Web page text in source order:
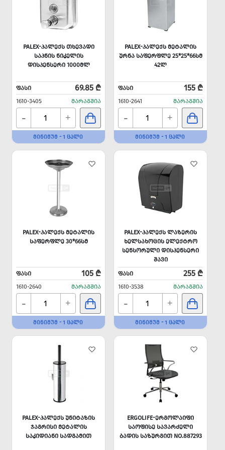
PALEX-ᲞᲐᲚᲔᲥᲡ ᲗᲮᲔᲕᲐᲓᲘ
ᲡᲐᲞᲜᲘᲡ ᲜᲘᲙᲔᲚᲘᲡ
ᲓᲘᲡᲞᲔᲜᲡᲔᲠᲘ 1000ᲛᲚ
ᲤᲐᲡᲘ 69.85 ₾
1610-3405 ᲛᲐᲠᲐᲒᲨᲘᲐ
- +
ᲛᲘᲜᲘᲛᲣᲛ - 1 ᲪᲐᲚᲘ
PALEX-ᲞᲐᲚᲔᲥᲡ ᲛᲔᲢᲐᲚᲘᲡ
ᲣᲠᲜᲐ ᲡᲐᲤᲔᲠᲤᲚᲔ 25*25*66ᲡᲛ
42Ლ
ᲤᲐᲡᲘ 155 ₾
1610-2641 ᲛᲐᲠᲐᲒᲨᲘᲐ
- +
ᲛᲘᲜᲘᲛᲣᲛ - 1 ᲪᲐᲚᲘ
PALEX-ᲞᲐᲚᲔᲥᲡ ᲛᲔᲢᲐᲚᲘᲡ
ᲡᲐᲤᲔᲠᲤᲚᲔ 30*66ᲡᲛ
ᲤᲐᲡᲘ 105 ₾
1610-2640 ᲛᲐᲠᲐᲒᲨᲘᲐ
- +
ᲛᲘᲜᲘᲛᲣᲛ - 1 ᲪᲐᲚᲘ
PALEX-ᲞᲐᲚᲔᲥᲡ ᲚᲐᲖᲔᲠᲘᲡ
ᲮᲔᲚᲡᲐᲮᲝᲪᲘᲡ ᲔᲚᲔᲥᲢᲠᲝ
ᲡᲔᲜᲡᲝᲠᲣᲚᲘ ᲓᲘᲡᲞᲔᲜᲡᲔᲠᲘ
ᲨᲐᲕᲘ
ᲤᲐᲡᲘ
255 ₾
1610-3538 ᲛᲐᲠᲐᲒᲨᲘᲐ
- +
ᲛᲘᲜᲘᲛᲣᲛ - 1 ᲪᲐᲚᲘ
PALEX-ᲞᲐᲚᲔᲥᲡ ᲣᲜᲘᲢᲐᲖᲘᲡ
ᲯᲐᲒᲠᲘᲡᲘ ᲛᲔᲢᲐᲚᲘᲡ
ᲡᲐᲙᲘᲓᲘᲐᲜᲘ ᲡᲐᲓᲒᲐᲛᲘᲗ
ERGOLIFE-ᲔᲠᲒᲝᲚᲐᲘᲤᲘ
ᲡᲐᲝᲤᲘᲡᲔ ᲡᲐᲕᲐᲠᲫᲔᲚᲘ
ᲑᲐᲓᲘᲡ ᲡᲐᲖᲣᲠᲒᲘᲗ NO.887293